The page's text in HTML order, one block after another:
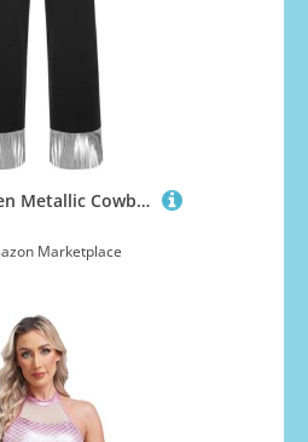
renvena Herren Metallic Cowboyhose Lang Hose Chaps Überzughose mit Quasten Saum Vintage Western Kostüm Fasching Karneval Outfit Silber 3XL
Marketplace